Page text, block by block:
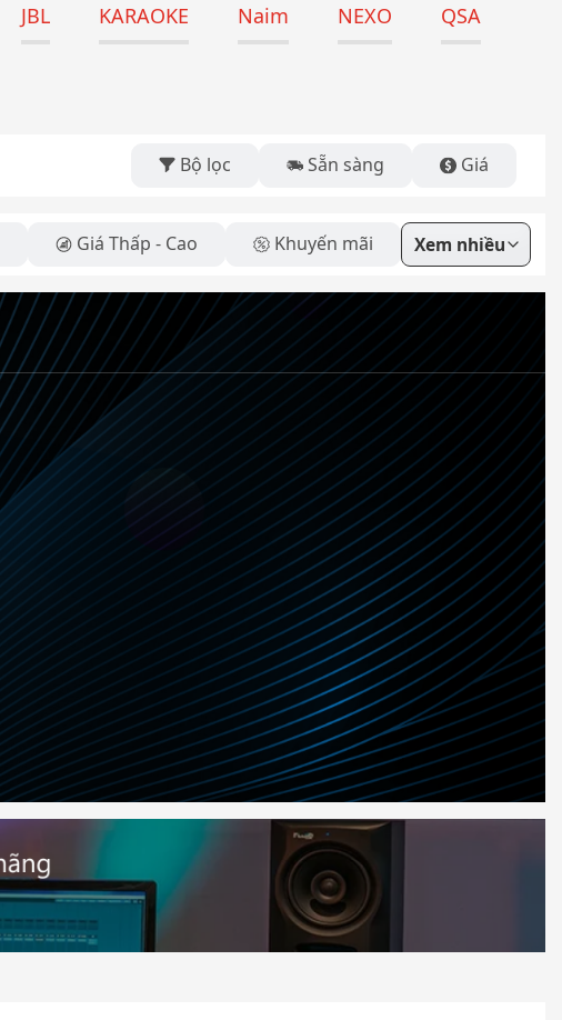
JBL KARAOKE Naim NEXO
QSA
Bộ lọc Sẵn sàng Giá
Giá Thấp - Cao Khuyến mãi